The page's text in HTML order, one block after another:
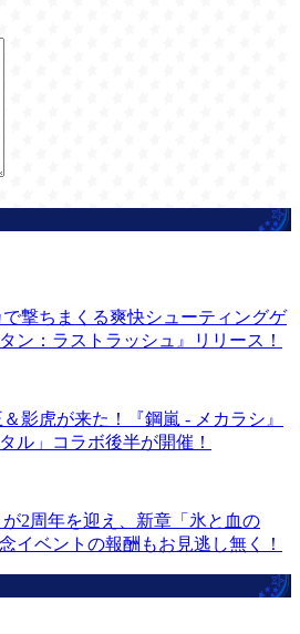
で撃ちまくる爽快シューティングゲ
ン：ラストラッシュ』リリース！
影虎が来た！『鋼嵐 - メカラシ』
ル」コラボ後半が開催！
が2周年を迎え、新章「氷と血の
イベントの報酬もお見逃し無く！